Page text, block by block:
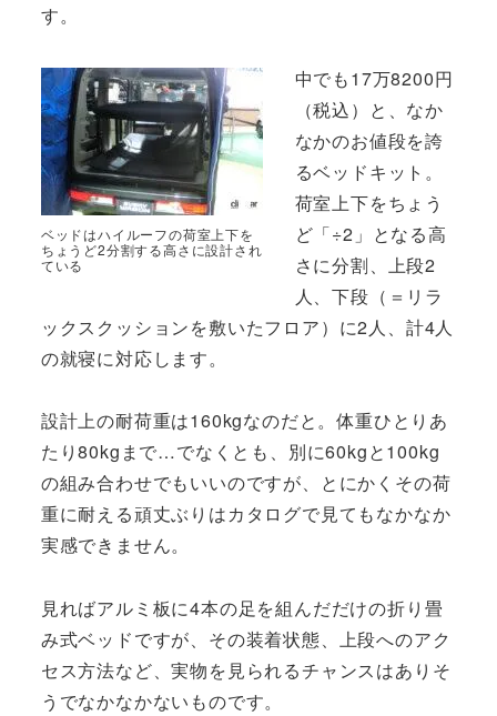
す。
ベッドはハイルーフの荷室上下を
ちょうど2分割する高さに設計され
ている
中でも17万8200円
（税込）と、なか
なかのお値段を誇
るベッドキット。
荷室上下をちょう
ど「÷2」となる高
さに分割、上段2
人、下段（＝リラ
ックスクッションを敷いたフロア）に2人、計4人
の就寝に対応します。
設計上の耐荷重は160kgなのだと。体重ひとりあ
たり80kgまで…でなくとも、別に60kgと100kg
の組み合わせでもいいのですが、とにかくその荷
重に耐える頑丈ぶりはカタログで見てもなかなか
実感できません。
見ればアルミ板に4本の足を組んだだけの折り畳
み式ベッドですが、その装着状態、上段へのアク
セス方法など、実物を見られるチャンスはありそ
うでなかなかないものです。